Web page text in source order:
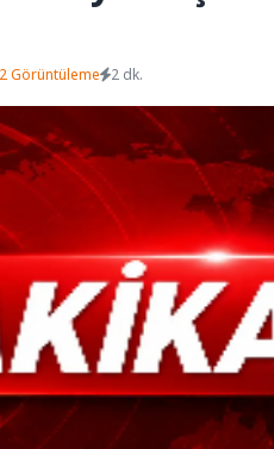
Görüntüleme 2 dk.